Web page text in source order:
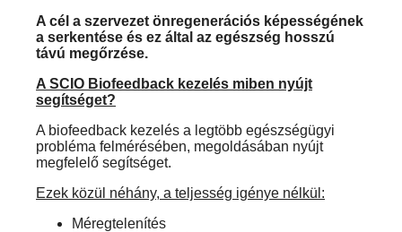
A cél a szervezet önregenerációs képességének
a serkentése és ez által az egészség hosszú
távú megőrzése.
A SCIO Biofeedback kezelés miben nyújt
segítséget?
A biofeedback kezelés a legtöbb egészségügyi
probléma felmérésében, megoldásában nyújt
megfelelő segítséget.
Ezek közül néhány, a teljesség igénye nélkül:
Méregtelenítés